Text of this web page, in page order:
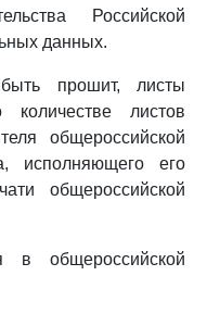
Российской
данных.
прошит, листы
листов
общероссийской
исполняющего его
общероссийской
в общероссийской